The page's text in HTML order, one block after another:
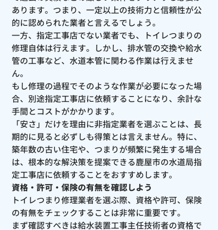
あります。つまり、一定以上の技術力と信頼性が公
的に認められた業者と言えるでしょう。
一方、指定工事店でない業者でも、トイレつまりの
修理自体は行えます。しかし、排水管の交換や給水
管の工事など、水道本管に関わる作業は行えませ
ん。
もし修理の過程でそのような作業が必要になった場
合、別途指定工事店に依頼することになり、余計な
手間とコストがかかります。
「安さ」だけを理由に非指定業者を選ぶことは、長
期的に見ると必ずしも得策とは言えません。特に、
築年数の古い住宅や、つまりが頻繁に発生する場合
は、根本的な解決策を提案できる鹿屋市の水道局指
定工事店に依頼することをおすすめします。
資格・許可・保険の有無を確認しよう
トイレつまり修理業者を選ぶ際、資格や許可、保険
の有無をチェックすることは非常に重要です。
まず確認すべきは給水装置工事主任技術者の資格で